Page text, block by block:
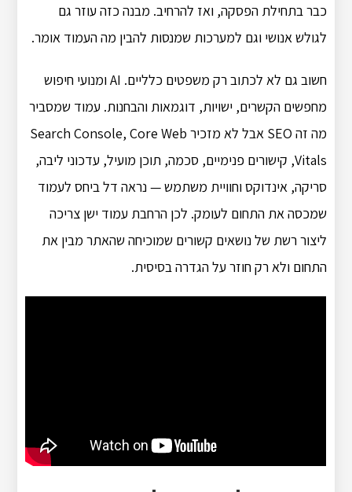
כבר בתחילת הפסקה, ואז להרחיב. מבנה כזה עוזר גם
לגולש אנושי וגם למערכות שמנסות להבין מה העמוד אומר.
חשוב גם לא לכתוב רק משפטים כלליים. AI ומנועי חיפוש
מחפשים הקשרים, ישויות, דוגמאות והבחנות. עמוד שמסביר
מה זה SEO אבל לא מזכיר Search Console, Core Web
Vitals, קישורים פנימיים, סכמה, תוכן מועיל, עדכוני ליבה,
סריקה, אינדוקס וחוויית משתמש — נראה דל ביחס לעמוד
שמכסה את התחום לעומק. לכן הרחבת עמוד ישן צריכה
ליצור רשת של נושאים קשורים שמוכיחה שהאתר מבין את
התחום ולא רק חוזר על הגדרה בסיסית.